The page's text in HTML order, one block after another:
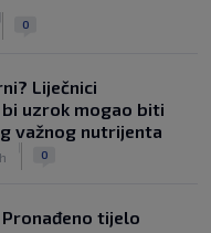
0
Liječnici
uzrok mogao biti
važnog nutrijenta
0
tijelo